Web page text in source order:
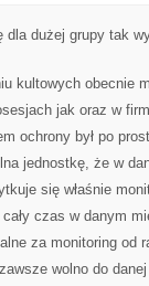
dla dużej grupy tak
kultowych obecnie
jak oraz w
ochrony był po
jednostkę, że w
się właśnie
czas w danym
za monitoring od
wolno do